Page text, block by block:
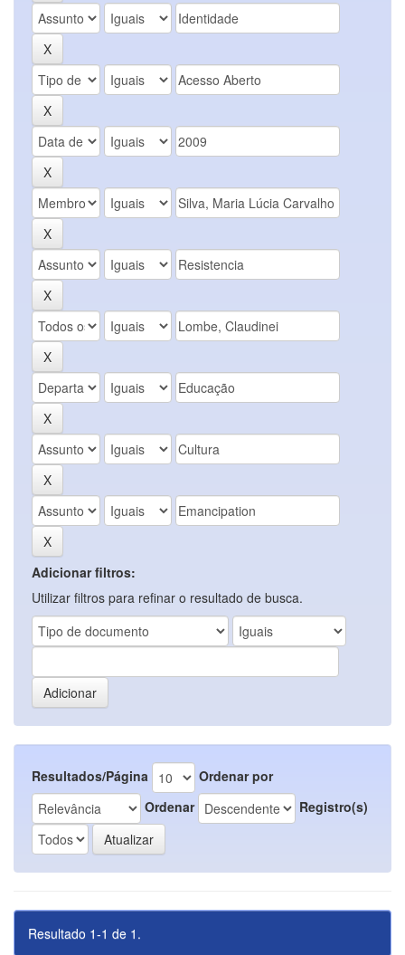
Adicionar filtros:
Utilizar filtros para refinar o resultado de busca.
Resultados/Página
Ordenar por
Ordenar
Registro(s)
Resultado 1-1 de 1.